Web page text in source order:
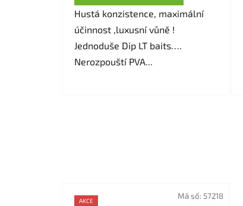
Hustá konzistence, maximální
účinnost ,luxusní vůně !
Jednoduše Dip LT baits….
Nerozpouští PVA...
AKCE Mã số: 57218